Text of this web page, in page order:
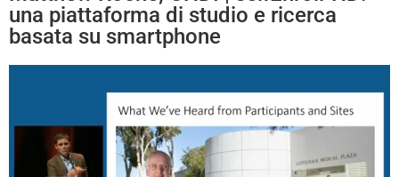
una piattaforma di studio e ricerca
basata su smartphone